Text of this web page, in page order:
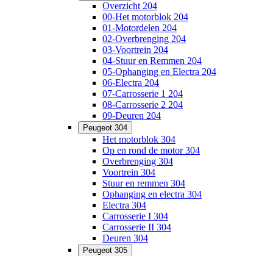
Overzicht 204
00-Het motorblok 204
01-Motordelen 204
02-Overbrenging 204
03-Voortrein 204
04-Stuur en Remmen 204
05-Ophanging en Electra 204
06-Electra 204
07-Carrosserie 1 204
08-Carrosserie 2 204
09-Deuren 204
Peugeot 304
Het motorblok 304
Op en rond de motor 304
Overbrenging 304
Voortrein 304
Stuur en remmen 304
Ophanging en electra 304
Electra 304
Carrosserie I 304
Carrosserie II 304
Deuren 304
Peugeot 305